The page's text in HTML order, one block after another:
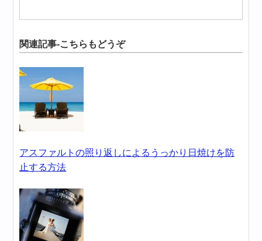
関連記事-こちらもどうぞ
アスファルトの照り返しによるうっかり日焼けを防
止する方法